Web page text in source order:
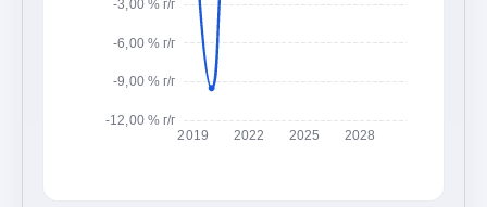
-12,00 % г/г
-9,00 % г/г
-6,00 % г/г
-3,00 % г/г
2019 2022 2025 2028